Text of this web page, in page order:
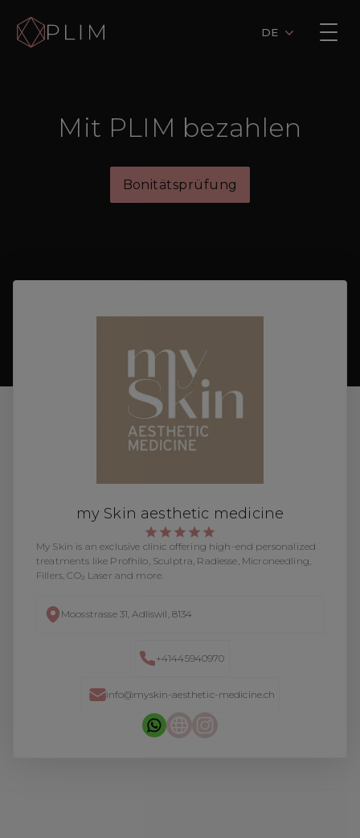
DE
Mit PLIM bezahlen
Bonitätsprüfung
my Skin aesthetic medicine
My Skin is an exclusive clinic offering high-end personalized
treatments like Profhilo, Sculptra, Radiesse, Microneedling,
Fillers, CO₂ Laser and more.
Moosstrasse 31, Adliswil, 8134
+41445940970
info@myskin-aesthetic-medicine.ch